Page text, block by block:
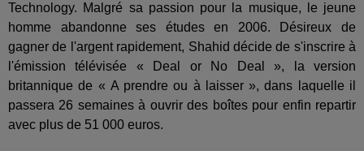
Technology. Malgré sa passion pour la musique, le jeune
homme abandonne ses études en 2006. Désireux de
gagner de l'argent rapidement, Shahid décide de s'inscrire à
l'émission télévisée « Deal or No Deal », la version
britannique de « A prendre ou à laisser », dans laquelle il
passera 26 semaines à ouvrir des boîtes pour enfin repartir
avec plus de 51 000 euros.